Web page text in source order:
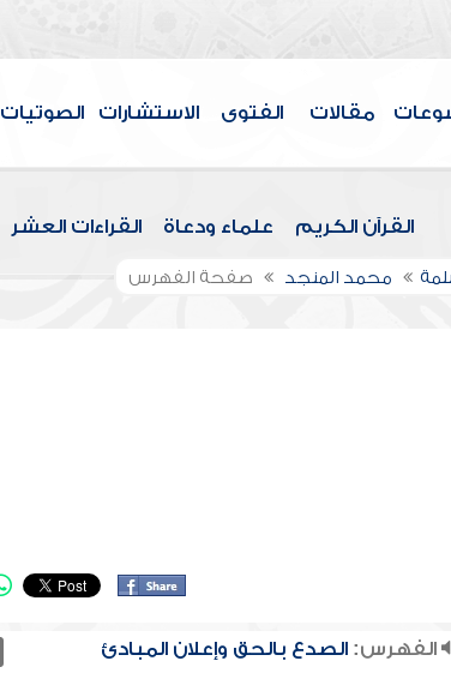
مقالات الفتوى الاستشارات الصوتيات
القرآن الكريم علماء ودعاة القراءات العشر
محمد المنجد صفحة الفهرس
الفهرس: الصدع بالحق وإعلان المبادئ